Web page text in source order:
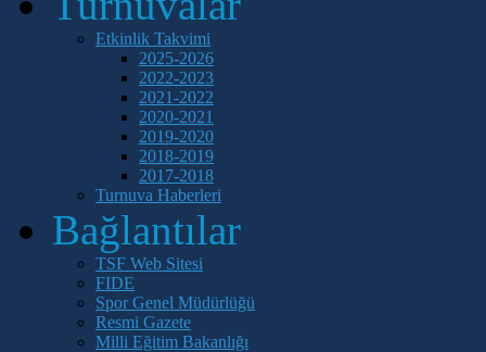
Etkinlik Takvimi
2025-2026
2022-2023
2021-2022
2020-2021
2019-2020
2018-2019
2017-2018
Turnuva Haberleri
Bağlantılar
TSF Web Sitesi
FIDE
Spor Genel Müdürlüğü
Resmi Gazete
Milli Eğitim Bakanlığı